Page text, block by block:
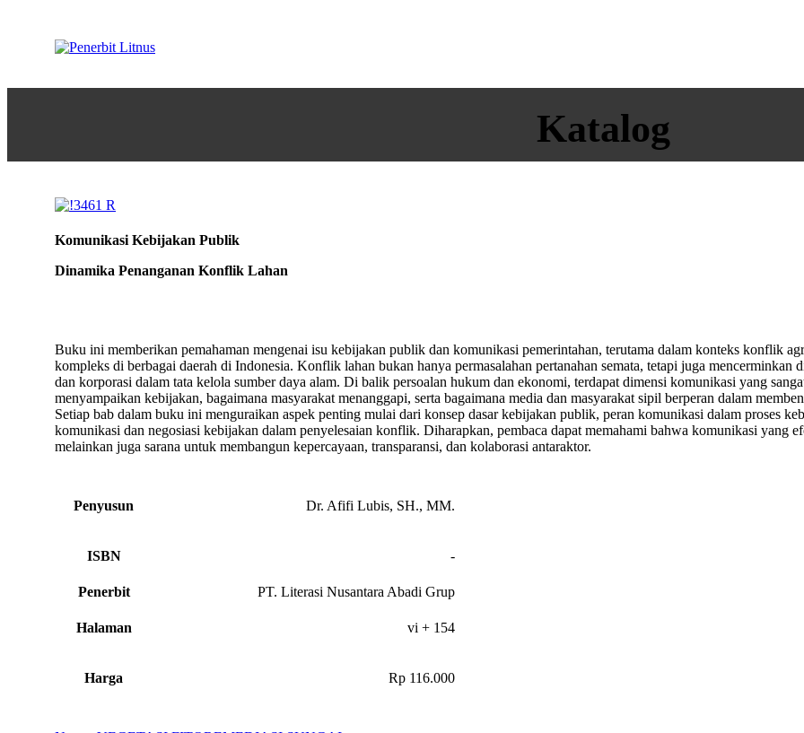
Katalog
Komunikasi Kebijakan Publik
Dinamika Penanganan Konflik Lahan
Buku ini memberikan pemahaman mengenai isu kebijakan publik dan komunikasi pemerintahan, terutama dalam konteks konflik
kompleks di berbagai daerah di Indonesia. Konflik lahan bukan hanya permasalahan pertanahan semata, tetapi juga mencerminkan
dan korporasi dalam tata kelola sumber daya alam. Di balik persoalan hukum dan ekonomi, terdapat dimensi komunikasi yang
menyampaikan kebijakan, bagaimana masyarakat menanggapi, serta bagaimana media dan masyarakat sipil berperan dalam
Setiap bab dalam buku ini menguraikan aspek penting mulai dari konsep dasar kebijakan publik, peran komunikasi dalam proses
komunikasi dan negosiasi kebijakan dalam penyelesaian konflik. Diharapkan, pembaca dapat memahami bahwa komunikasi yang
melainkan juga sarana untuk membangun kepercayaan, transparansi, dan kolaborasi antaraktor.
Penyusun Dr. Afifi Lubis, SH., MM.
ISBN -
Penerbit PT. Literasi Nusantara Abadi Grup
Halaman vi + 154
Harga Rp 116.000